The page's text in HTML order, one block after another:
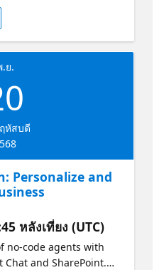
your own agents
365 Copilot
.ย.
หัสบดี
Personalize and
หลังเที่ยง (UTC)
no-code agents with
Chat and SharePoint.